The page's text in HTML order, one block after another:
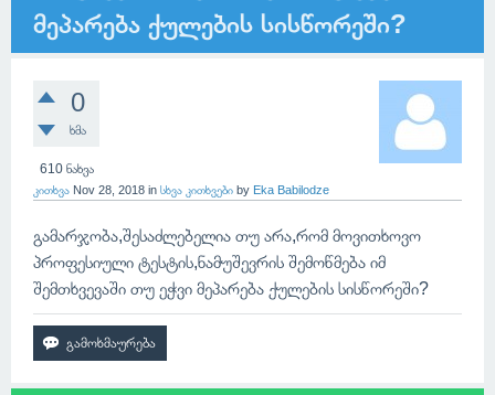
მეპარება ქულების სისწორეში?
0
ხმა
610ნახვა
კითხვა Nov 28, 2018 in სხვა კითხვები by Eka Babilodze
გამარჯობა,შესაძლებელია თუ არა,რომ მოვითხოვო
პროფესიული ტესტის,ნამუშევრის შემოწმება იმ
შემთხვევაში თუ ეჭვი მეპარება ქულების სისწორეში?